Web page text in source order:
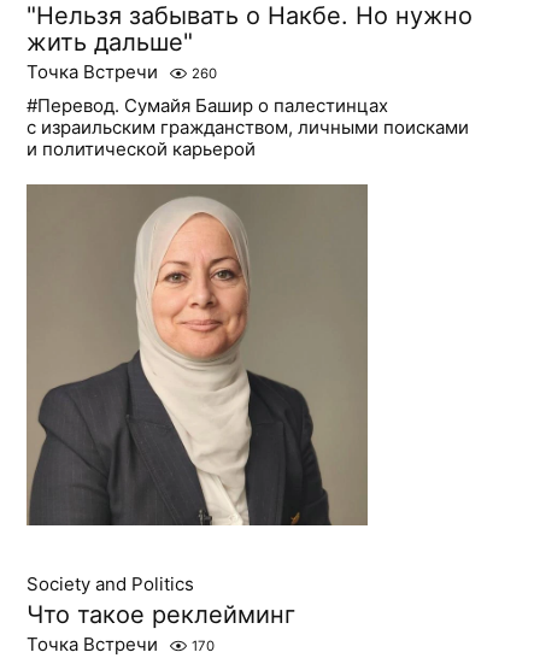
"Нельзя забывать о Накбе. Но нужно
жить дальше"
Точка Встречи 260
#Перевод. Сумайя Башир о палестинцах
с израильским гражданством, личными поисками
и политической карьерой
Society and Politics
Что такое реклейминг
Точка Встречи 170